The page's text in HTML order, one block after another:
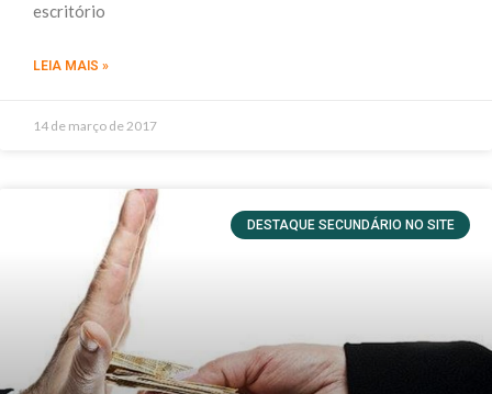
escritório
LEIA MAIS »
14 de março de 2017
DESTAQUE SECUNDÁRIO NO SITE